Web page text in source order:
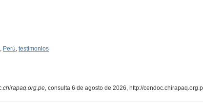
Perú testimonios
, consulta 6 de agosto de 2026, http://